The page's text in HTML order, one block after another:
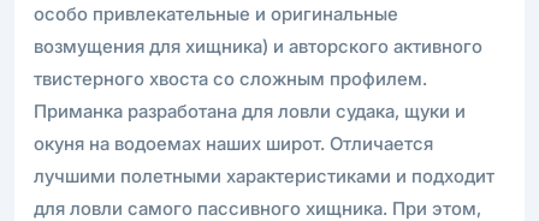
особо привлекательные и оригинальные
возмущения для хищника) и авторского активного
твистерного хвоста со сложным профилем.
Приманка разработана для ловли судака, щуки и
окуня на водоемах наших широт. Отличается
лучшими полетными характеристиками и подходит
для ловли самого пассивного хищника. При этом,